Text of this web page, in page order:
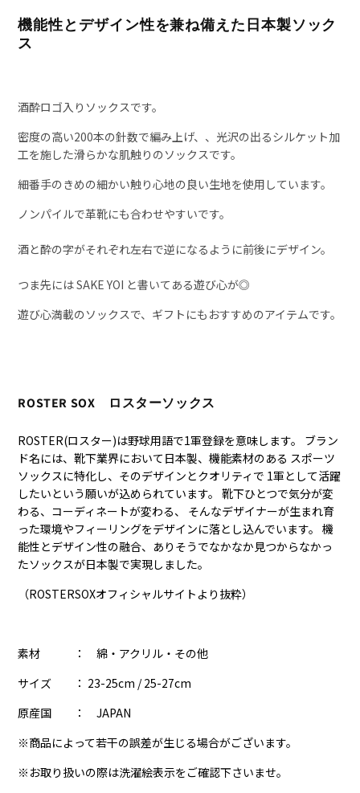
機能性とデザイン性を兼ね備えた日本製ソック
ス
酒酔ロゴ入りソックスです。
密度の高い200本の針数で編み上げ、、光沢の出るシルケット加
工を施した滑らかな肌触りのソックスです。
細番手のきめの細かい触り心地の良い生地を使用しています。
ノンパイルで革靴にも合わせやすいです。
酒と酔の字がそれぞれ左右で逆になるように前後にデザイン。
つま先には SAKE YOI と書いてある遊び心が◎
遊び心満載のソックスで、ギフトにもおすすめのアイテムです。
ROSTER SOX ロスターソックス
ROSTER(ロスター)は野球用語で1軍登録を意味します。 ブラン
ド名には、靴下業界において日本製、機能素材のある スポーツ
ソックスに特化し、そのデザインとクオリティで 1軍として活躍
したいという願いが込められています。 靴下ひとつで気分が変
わる、コーディネートが変わる、 そんなデザイナーが生まれ育
った環境やフィーリングをデザインに落とし込んでいます。 機
能性とデザイン性の融合、ありそうでなかなか見つからなかっ
たソックスが日本製で実現しました。
（ROSTERSOXオフィシャルサイトより抜粋）
素材
： 綿・アクリル・その他
サイズ ： 23-25cm / 25-27cm
原産国 ： JAPAN
※商品によって若干の誤差が生じる場合がございます。
※お取り扱いの際は洗濯絵表示をご確認下さいませ。